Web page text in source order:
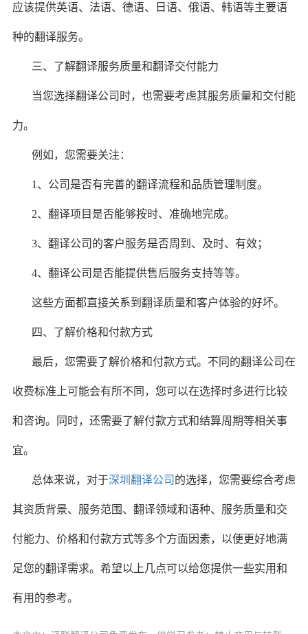
应该提供英语、法语、德语、日语、俄语、韩语等主要语
种的翻译服务。
三、了解翻译服务质量和翻译交付能力
当您选择翻译公司时，也需要考虑其服务质量和交付能
力。
例如，您需要关注：
1、公司是否有完善的翻译流程和品质管理制度。
2、翻译项目是否能够按时、准确地完成。
3、翻译公司的客户服务是否周到、及时、有效；
4、翻译公司是否能提供售后服务支持等等。
这些方面都直接关系到翻译质量和客户体验的好坏。
四、了解价格和付款方式
最后，您需要了解价格和付款方式。不同的翻译公司在
收费标准上可能会有所不同，您可以在选择时多进行比较
和咨询。同时，还需要了解付款方式和结算周期等相关事
宜。
总体来说，对于深圳翻译公司 的选择，您需要综合考虑
其资质背景、服务范围、翻译领域和语种、服务质量和交
付能力、价格和付款方式等多个方面因素，以便更好地满
足您的翻译需求。希望以上几点可以给您提供一些实用和
有用的参考。